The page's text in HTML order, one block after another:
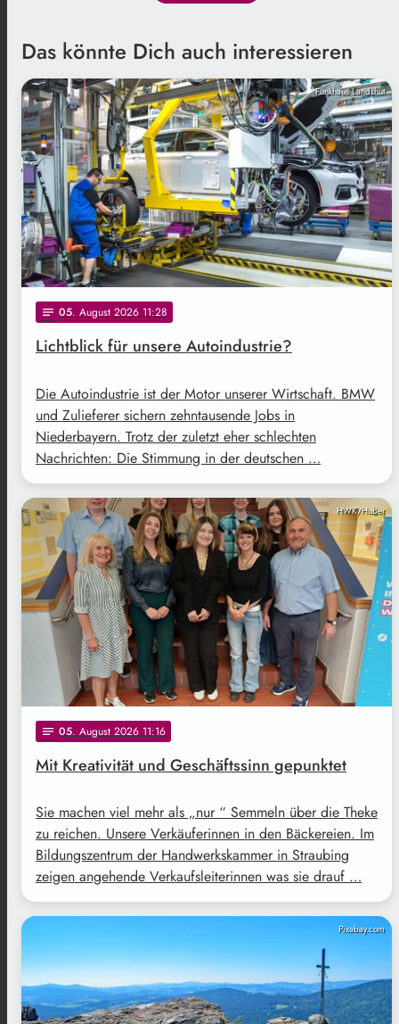
Das könnte Dich auch interessieren
Funkhaus Landshut
notes 05. August 2026 11:28
Lichtblick für unsere Autoindustrie?
Die Autoindustrie ist der Motor unserer Wirtschaft. BMW
und Zulieferer sichern zehntausende Jobs in
Niederbayern. Trotz der zuletzt eher schlechten
Nachrichten: Die Stimmung in der deutschen …
HWK/Huber
notes 05. August 2026 11:16
Mit Kreativität und Geschäftssinn gepunktet
Sie machen viel mehr als „nur “ Semmeln über die Theke
zu reichen. Unsere Verkäuferinnen in den Bäckereien. Im
Bildungszentrum der Handwerkskammer in Straubing
zeigen angehende Verkaufsleiterinnen was sie drauf …
Pixabay.com